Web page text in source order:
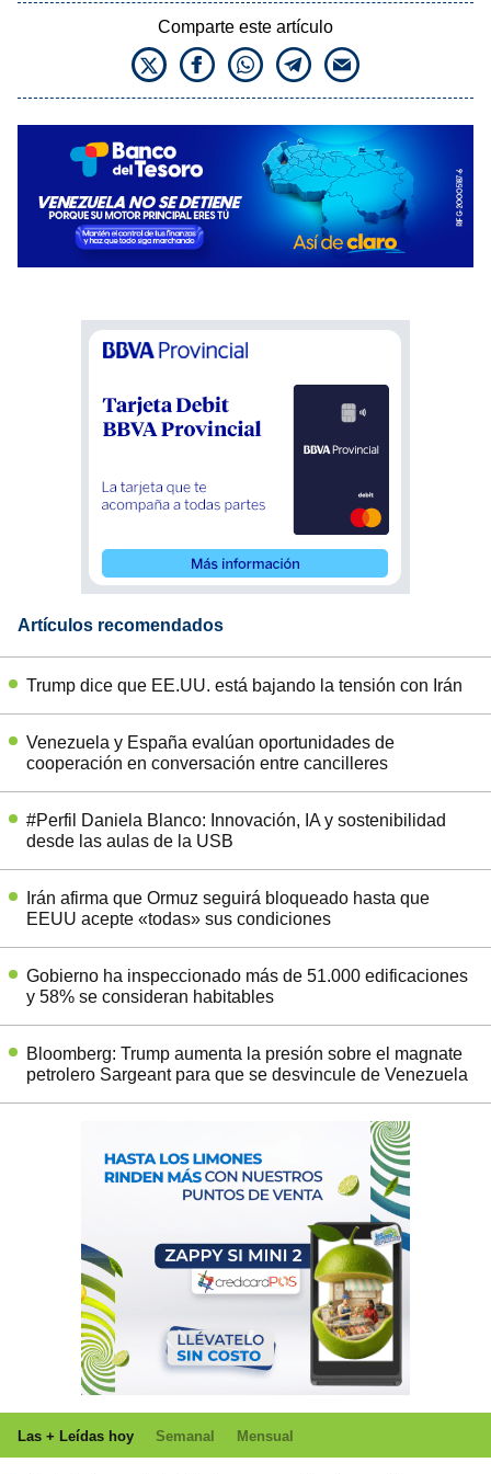
Comparte este artículo
Artículos recomendados
Trump dice que EE.UU. está bajando la tensión con Irán
Venezuela y España evalúan oportunidades de
cooperación en conversación entre cancilleres
#Perfil Daniela Blanco: Innovación, IA y sostenibilidad
desde las aulas de la USB
Irán afirma que Ormuz seguirá bloqueado hasta que
EEUU acepte «todas» sus condiciones
Gobierno ha inspeccionado más de 51.000 edificaciones
y 58% se consideran habitables
Bloomberg: Trump aumenta la presión sobre el magnate
petrolero Sargeant para que se desvincule de Venezuela
Las + Leídas hoy Semanal Mensual